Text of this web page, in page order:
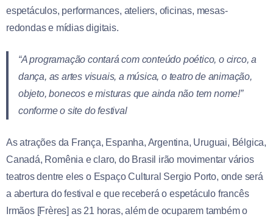
espetáculos, performances, ateliers, oficinas, mesas-
redondas e mídias digitais.
“A programação contará com conteúdo poético, o circo, a
dança, as artes visuais, a música, o teatro de animação,
objeto, bonecos e misturas que ainda não tem nome!”
conforme o site do festival
As atrações da França, Espanha, Argentina, Uruguai, Bélgica,
Canadá, Romênia e claro, do Brasil irão movimentar vários
teatros dentre eles o Espaço Cultural Sergio Porto, onde será
a abertura do festival e que receberá o espetáculo francês
Irmãos [Frères] as 21 horas, além de ocuparem também o